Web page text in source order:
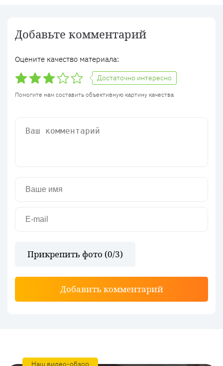
Добавьте комментарий
Оцените качество материала:
Достаточно интересно
Помогите нам составить объективную картину качества
Прикрепить фото (0/3)
Добавить комментарий
Наш видео-обзор